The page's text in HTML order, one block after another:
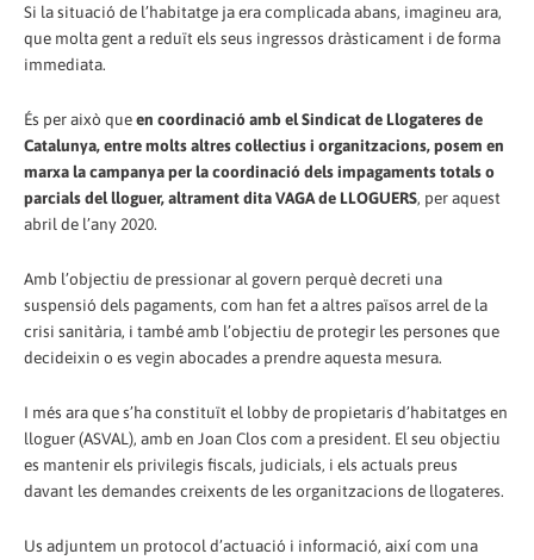
Si la situació de l’habitatge ja era complicada abans, imagineu ara,
que molta gent a reduït els seus ingressos dràsticament i de forma
immediata.
És per això queen coordinació amb el Sindicat de Llogateres de
Catalunya, entre molts altres col·lectius i organitzacions, posem en
marxa la campanya per la coordinació dels impagaments totals o
parcials del lloguer, altrament dita VAGA de LLOGUERS, per aquest
abril de l’any 2020.
Amb l’objectiu de pressionar al govern perquè decreti una
suspensió dels pagaments, com han fet a altres països arrel de la
crisi sanitària, i també amb l’objectiu de protegir les persones que
decideixin o es vegin abocades a prendre aquesta mesura.
I més ara que s’ha constituït el lobby de propietaris d’habitatges en
lloguer (ASVAL), amb en Joan Clos com a president. El seu objectiu
es mantenir els privilegis fiscals, judicials, i els actuals preus
davant les demandes creixents de les organitzacions de llogateres.
Us adjuntem un protocol d’actuació i informació, així com una